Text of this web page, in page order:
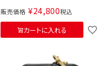
販売価格 ¥24,800税込
カートに入れる